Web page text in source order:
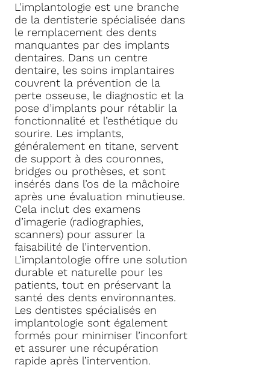
L’implantologie est une branche
de la dentisterie spécialisée dans
le remplacement des dents
manquantes par des implants
dentaires. Dans un centre
dentaire, les soins implantaires
couvrent la prévention de la
perte osseuse, le diagnostic et la
pose d’implants pour rétablir la
fonctionnalité et l’esthétique du
sourire. Les implants,
généralement en titane, servent
de support à des couronnes,
bridges ou prothèses, et sont
insérés dans l’os de la mâchoire
après une évaluation minutieuse.
Cela inclut des examens
d’imagerie (radiographies,
scanners) pour assurer la
faisabilité de l’intervention.
L’implantologie offre une solution
durable et naturelle pour les
patients, tout en préservant la
santé des dents environnantes.
Les dentistes spécialisés en
implantologie sont également
formés pour minimiser l’inconfort
et assurer une récupération
rapide après l’intervention.